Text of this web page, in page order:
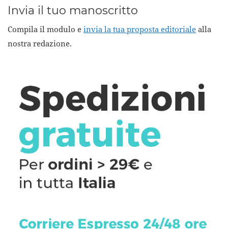
Invia il tuo manoscritto
Compila il modulo e invia la tua proposta editoriale alla
nostra redazione.